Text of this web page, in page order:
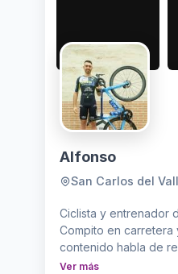
Alfonso
San Carlos del
Ciclista y entrenador
Compito en carretera y
contenido habla de
nutrición,
Ver más